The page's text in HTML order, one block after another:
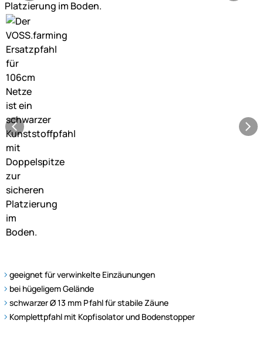
geeignet für verwinkelte Einzäunungen
bei hügeligem Gelände
schwarzer Ø 13 mm Pfahl für stabile Zäune
Komplettpfahl mit Kopfisolator und Bodenstopper